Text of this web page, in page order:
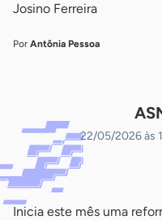
Josino Ferreira
Por Antônia Pessoa
22/05/2026 às
Inicia este mês uma